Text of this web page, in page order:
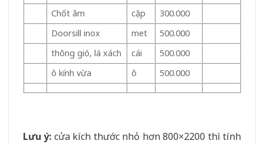
Chốt âm
cặp
300.000
Doorsill inox
met
500.000
thông gió, lá xách
cái
500.000
ô kính vừa
ô 500.000
Lưu ý: cửa kích thước nhỏ hơn 800×2200 thì tính